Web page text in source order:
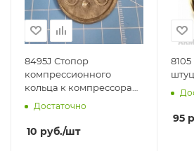
8495J Стопор
компрессионного
кольца к компрессорам
1225, 1226, 1228 Jas
Достаточно
10 руб./шт
95